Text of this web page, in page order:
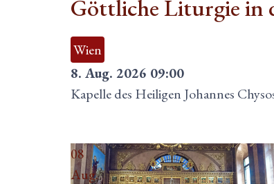
Göttliche Liturgie in
Wien
8. Aug. 2026 09:00
Kapelle des Heiligen Johannes
08
Aug.